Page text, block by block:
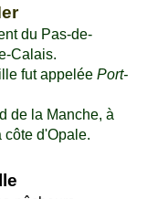
du Pas-de-
Calais.
fut appelée Port-
de la Manche, à
côte d'Opale.